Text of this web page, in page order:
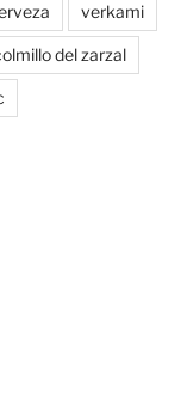
verkami
del zarzal